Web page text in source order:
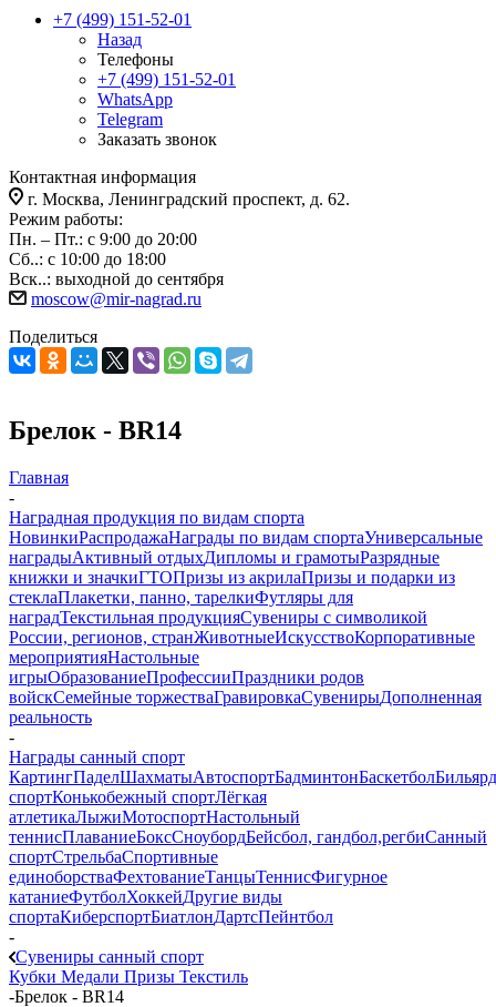
+7 (499) 151-52-01
Назад
Телефоны
+7 (499) 151-52-01
WhatsApp
Telegram
Заказать звонок
Контактная информация
г. Москва, Ленинградский проспект, д. 62.
Режим работы:
Пн. – Пт.: с 9:00 до 20:00
Сб..: с 10:00 до 18:00
Вск..: выходной до сентября
moscow@mir-nagrad.ru
Поделиться
Брелок - BR14
Главная
-
Наградная продукция по видам спорта
НовинкиРаспродажаНаграды по видам спортаУниверсальные
наградыАктивный отдыхДипломы и грамотыРазрядные
книжки и значкиГТОПризы из акрилаПризы и подарки из
стеклаПлакетки, панно, тарелкиФутляры для
наградТекстильная продукцияСувениры с символикой
России, регионов, странЖивотныеИскусствоКорпоративные
мероприятияНастольные
игрыОбразованиеПрофессииПраздники родов
войскСемейные торжестваГравировкаСувенирыДополненная
реальность
-
Награды санный спорт
КартингПаделШахматыАвтоспортБадминтонБаскетболБильярд
спортКонькобежный спортЛёгкая
атлетикаЛыжиМотоспортНастольный
теннисПлаваниеБоксСноубордБейсбол, гандбол,регбиСанный
спортСтрельбаСпортивные
единоборстваФехтованиеТанцыТеннисФигурное
катаниеФутболХоккейДругие виды
спортаКиберспортБиатлонДартсПейнтбол
-
Сувениры санный спорт
Кубки Медали Призы Текстиль
-Брелок - BR14